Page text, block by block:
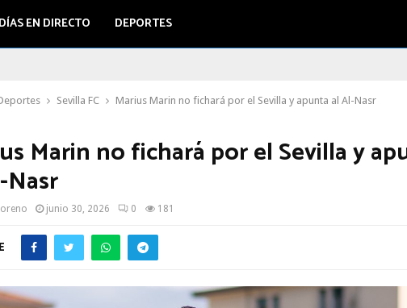
EN DIRECTO DEPORTES
Sevilla FC Marius Marin no fichará por el Sevilla y apunta al Al-Nasr
Marin no fichará por el Sevilla y
junio 30, 2026 0 181